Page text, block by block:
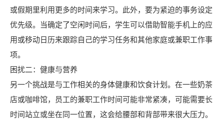
或假期里利用更多的时间来学习。此外，要为紧迫的事务设定
优先级。当确定了空闲时间后，学生可以借助智能手机上的应
用或移动日历来跟踪自己的学习任务和其他家庭或兼职工作事
项。
困扰二：健康与营养
另一个挑战是与工作相关的身体健康和饮食计划。在一些奶茶
店或咖啡馆，员工的兼职工作时间可能非常紧凑，可能需要长
时间站立或坐在同一位置，这会给腰部和背部带来很大压力。